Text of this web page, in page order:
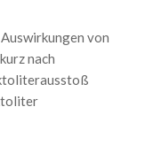
von
nach